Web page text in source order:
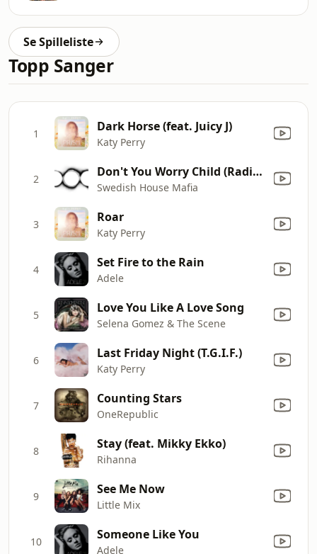
Se Spilleliste
Topp Sanger
1 Dark Horse (feat. Juicy J)
Katy Perry
2 Don't You Worry Child (Radio Edit) [feat. John Martin]
Swedish House Mafia
3 Roar
Katy Perry
4 Set Fire to the Rain
Adele
5 Love You Like A Love Song
Selena Gomez & The Scene
6 Last Friday Night (T.G.I.F.)
Katy Perry
7 Counting Stars
OneRepublic
8 Stay (feat. Mikky Ekko)
Rihanna
9 See Me Now
Little Mix
10 Someone Like You
Adele